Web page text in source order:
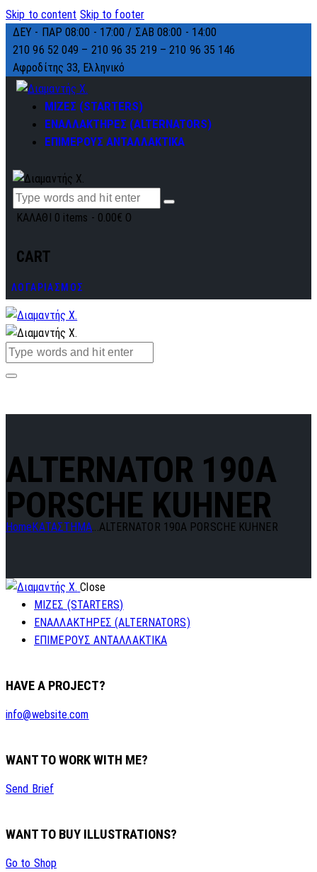
Skip to content Skip to footer
ΔΕΥ - ΠΑΡ 08:00 - 17:00 / ΣΑΒ 08:00 - 14:00
210 96 52 049 – 210 96 35 219 –210 96 35 146
Αφροδίτης 33, Ελληνικό
ΜΙΖΕΣ (STARTERS)
ΕΝΑΛΛΑΚΤΗΡΕΣ (ALTERNATORS)
ΕΠΙΜΕΡΟΥΣ ΑΝΤΑΛΛΑΚΤΙΚΑ
ΚΑΛΑΘΙ 0 items - 0.00€ 0
CART
ΛΟΓΑΡΙΑΣΜΟΣ
ALTERNATOR 190A
PORSCHE KUHNER
Home ΚΑΤΑΣΤΗΜΑ...ALTERNATOR 190A PORSCHE KUHNER
Close
ΜΙΖΕΣ (STARTERS)
ΕΝΑΛΛΑΚΤΗΡΕΣ (ALTERNATORS)
ΕΠΙΜΕΡΟΥΣ ΑΝΤΑΛΛΑΚΤΙΚΑ
HAVE A PROJECT?
info@website.com
WANT TO WORK WITH ME?
Send Brief
WANT TO BUY ILLUSTRATIONS?
Go to Shop